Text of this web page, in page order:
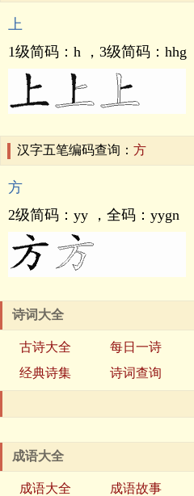
上
1级简码： h ，3级简码： hhg
汉字五笔编码查询： 方
方
2级简码： yy ，全码： yygn
诗词大全
古诗大全 每日一诗
经典诗集
诗词查询
成语大全
成语大全 成语故事